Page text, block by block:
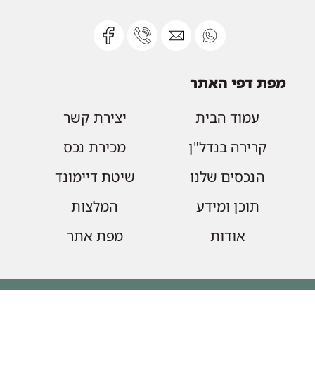
מפת דפי האתר
עמוד הבית
יצירת קשר
קרירה בנדל"ן
מכירת נכס
הנכסים שלנו
שיטת דיימונד
תוכן ומידע
המלצות
אודות
מפת אתר